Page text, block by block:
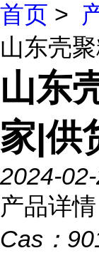
首页 >
山东壳
山东
家|供
2024-
产品详情
Cas：